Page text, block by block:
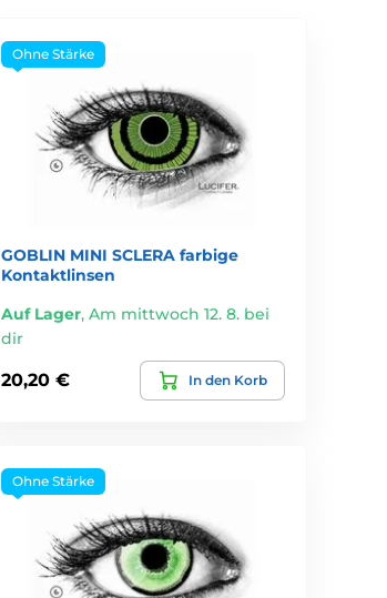
Ohne Stärke
GOBLIN MINI SCLERA farbige
Kontaktlinsen
Auf Lager,Am mittwoch 12. 8. bei
dir
20,20 € In den Korb
Ohne Stärke